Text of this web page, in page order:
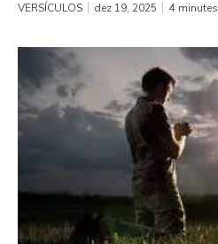
VERSÍCULOS dez 19, 2025 4 minutes